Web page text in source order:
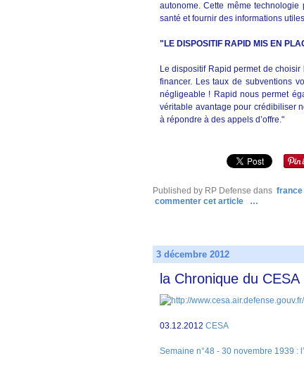
autonome. Cette même
santé et fournir des informations
"LE DISPOSITIF RAPID MIS EN
Le dispositif Rapid permet de
financer. Les taux de subventions
négligeable ! Rapid nous permet
véritable avantage pour crédibiliser
à répondre à des appels d’offre."
Published by RP Defense dans france
commenter cet article
…
3 décembre 2012
la Chronique du
03.12.2012 CESA
Semaine n°48 - 30 novembre 1939 :